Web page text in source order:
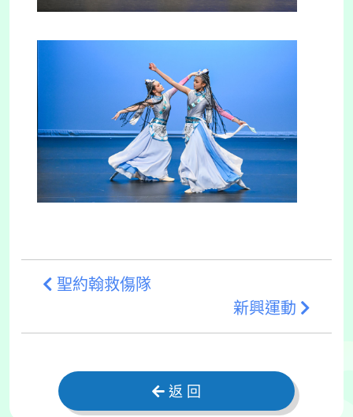
聖約翰救傷隊
新興運動
返 回